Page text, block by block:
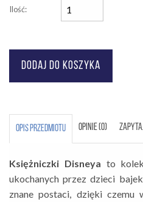
Ilość:
OPIS PRZEDMIOTU OPINIE (0)
Księżniczki Disneya to
ukochanych przez dzieci
znane postaci, dzięki czemu